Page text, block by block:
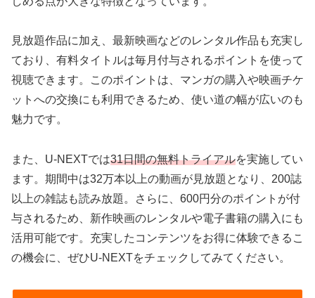
見放題作品に加え、最新映画などのレンタル作品も充実し
ており、有料タイトルは毎月付与されるポイントを使って
視聴できます。このポイントは、マンガの購入や映画チケ
ットへの交換にも利用できるため、使い道の幅が広いのも
魅力です。
また、U-NEXTでは31日間の無料トライアルを実施してい
ます。期間中は32万本以上の動画が見放題となり、200誌
以上の雑誌も読み放題。さらに、600円分のポイントが付
与されるため、新作映画のレンタルや電子書籍の購入にも
活用可能です。充実したコンテンツをお得に体験できるこ
の機会に、ぜひU-NEXTをチェックしてみてください。